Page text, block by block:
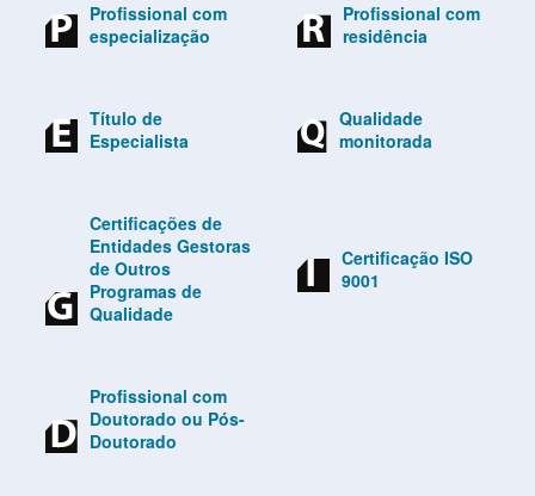
Profissional com
especialização
Profissional com
residência
Título de
Especialista
Qualidade
monitorada
Certificações de
Entidades Gestoras
de Outros
Programas de
Qualidade
Certificação ISO
9001
Profissional com
Doutorado ou Pós-
Doutorado